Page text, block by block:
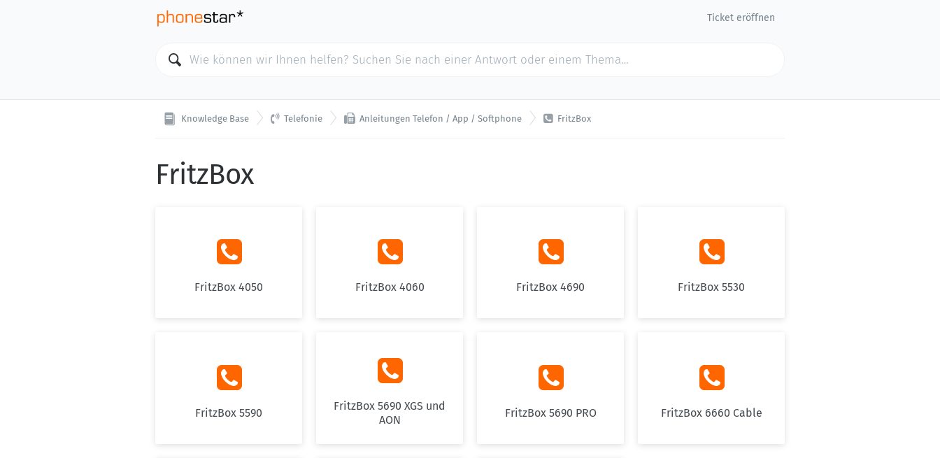
Ticket eröffnen
Knowledge Base  Telefonie  Anleitungen Telefon / App / Softphone  FritzBox
FritzBox

FritzBox 4050

FritzBox 4060

FritzBox 4690

FritzBox 5530

FritzBox 5590

FritzBox 5690 XGS und
AON

FritzBox 5690 PRO

FritzBox 6660 Cable